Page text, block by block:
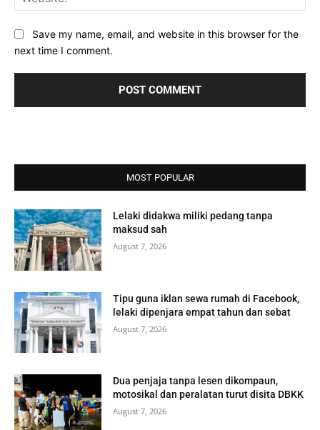
Save my name, email, and website in this browser for the
next time I comment.
MOST POPULAR
Lelaki didakwa miliki pedang tanpa
maksud sah
August 7, 2026
Tipu guna iklan sewa rumah di Facebook,
lelaki dipenjara empat tahun dan sebat
August 7, 2026
Dua penjaja tanpa lesen dikompaun,
motosikal dan peralatan turut disita DBKK
August 7, 2026